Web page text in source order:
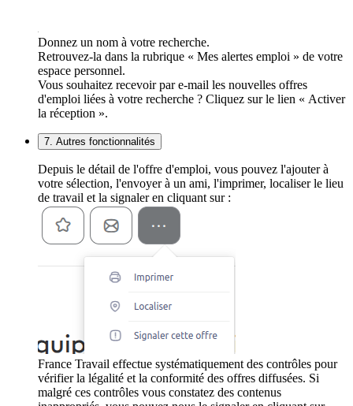
Donnez un nom à votre recherche.
Retrouvez-la dans la rubrique « Mes alertes emploi » de votre
espace personnel.
Vous souhaitez recevoir par e-mail les nouvelles offres
d'emploi liées à votre recherche ? Cliquez sur le lien « Activer
la réception ».
7. Autres fonctionnalités
Depuis le détail de l'offre d'emploi, vous pouvez l'ajouter à
votre sélection, l'envoyer à un ami, l'imprimer, localiser le lieu
de travail et la signaler en cliquant sur :
France Travail effectue systématiquement des contrôles pour
vérifier la légalité et la conformité des offres diffusées. Si
malgré ces contrôles vous constatez des contenus